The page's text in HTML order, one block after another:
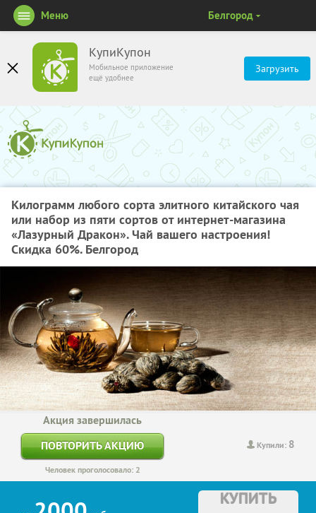
КупиКупон
Мобильное приложение
ещё удобнее
Загрузить
Меню Белгород
Килограмм любого сорта элитного китайского чая
или набор из пяти сортов от интернет-магазина
«Лазурный Дракон». Чай вашего настроения!
Скидка 60%. Белгород
Купили: 8
Акция завершилась
ПОВТОРИТЬ АКЦИЮ
Человек проголосовало: 2
КУПИТЬ